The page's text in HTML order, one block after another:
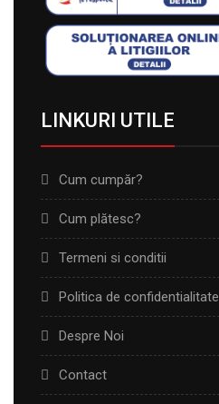
LINKURI UTILE
Cum cumpăr?
Cum plătesc?
Termeni si conditii
Politica de confidentialitate
Despre Noi
Contact